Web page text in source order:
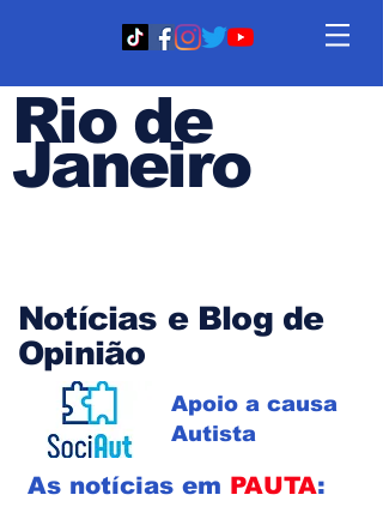
Rio de
Janeiro
Notícias e Blog de
Opinião
Apoio a causa
Autista
As notícias em PAUTA: